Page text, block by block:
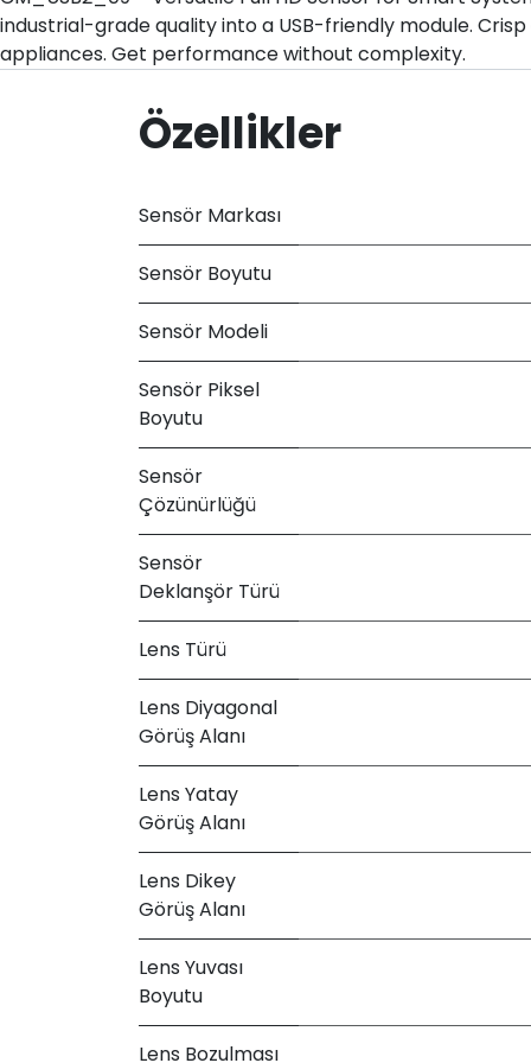
industrial-grade quality into a USB-friendly module.
appliances. Get performance without complexity.
Özellikler
Sensör Markası
Sensör Boyutu
Sensör Modeli
Sensör Piksel
Boyutu
Sensör
Çözünürlüğü
Sensör
Deklanşör Türü
Lens Türü
Lens Diyagonal
Görüş Alanı
Lens Yatay
Görüş Alanı
Lens Dikey
Görüş Alanı
Lens Yuvası
Boyutu
Lens Bozulması